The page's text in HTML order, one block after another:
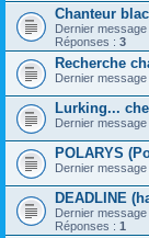
Chanteur
Dernier
Réponses : 3
Recherche
Dernier
Lurking...
Dernier
POLARYS
Dernier
DEADLINE
Dernier
Réponses : 1